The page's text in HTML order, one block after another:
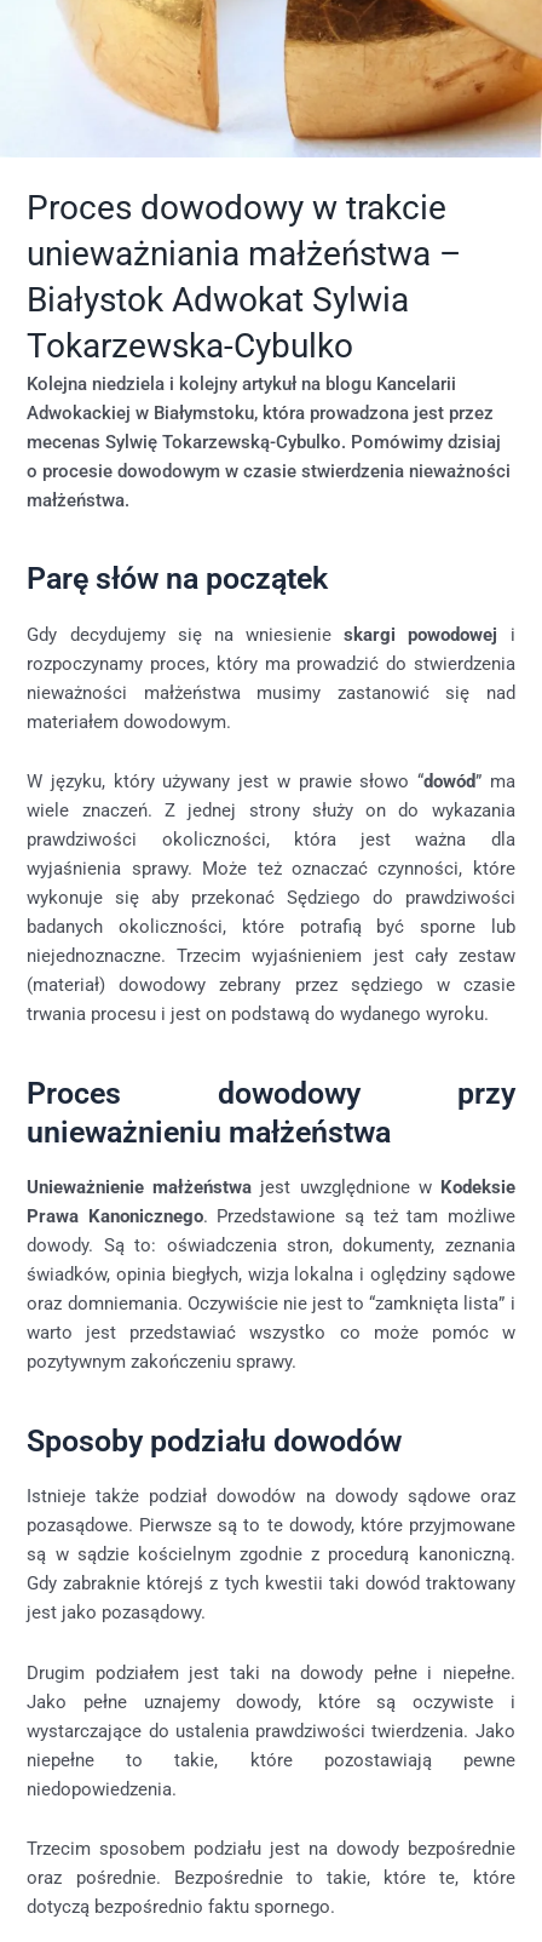
Proces dowodowy w trakcie
unieważniania małżeństwa –
Białystok Adwokat Sylwia
Tokarzewska-Cybulko
Kolejna niedziela i kolejny artykuł na blogu Kancelarii
Adwokackiej w Białymstoku, która prowadzona jest przez
mecenas Sylwię Tokarzewską-Cybulko. Pomówimy dzisiaj
o procesie dowodowym w czasie stwierdzenia nieważności
małżeństwa.
Parę słów na początek
Gdy decydujemy się na wniesienieskargi powodowej i
rozpoczynamy proces, który ma prowadzić do stwierdzenia
nieważności małżeństwa musimy zastanowić się nad
materiałem dowodowym.
W języku, który używany jest w prawie słowo “dowód” ma
wiele znaczeń. Z jednej strony służy on do wykazania
prawdziwości okoliczności, która jest ważna dla
wyjaśnienia sprawy. Może też oznaczać czynności, które
wykonuje się aby przekonać Sędziego do prawdziwości
badanych okoliczności, które potrafią być sporne lub
niejednoznaczne. Trzecim wyjaśnieniem jest cały zestaw
(materiał) dowodowy zebrany przez sędziego w czasie
trwania procesu i jest on podstawą do wydanego wyroku.
Proces dowodowy przy
unieważnieniu małżeństwa
Unieważnienie małżeństwa jest uwzględnione w Kodeksie
Prawa Kanonicznego. Przedstawione są też tam możliwe
dowody. Są to: oświadczenia stron, dokumenty, zeznania
świadków, opinia biegłych, wizja lokalna i oględziny sądowe
oraz domniemania. Oczywiście nie jest to “zamknięta lista” i
warto jest przedstawiać wszystko co może pomóc w
pozytywnym zakończeniu sprawy.
Sposoby podziału dowodów
Istnieje także podział dowodów na dowody sądowe oraz
pozasądowe. Pierwsze są to te dowody, które przyjmowane
są w sądzie kościelnym zgodnie z procedurą kanoniczną.
Gdy zabraknie którejś z tych kwestii taki dowód traktowany
jest jako pozasądowy.
Drugim podziałem jest taki na dowody pełne i niepełne.
Jako pełne uznajemy dowody, które są oczywiste i
wystarczające do ustalenia prawdziwości twierdzenia. Jako
niepełne to takie, które pozostawiają pewne
niedopowiedzenia.
Trzecim sposobem podziału jest na dowody bezpośrednie
oraz pośrednie. Bezpośrednie to takie, które te, które
dotyczą bezpośrednio faktu spornego.